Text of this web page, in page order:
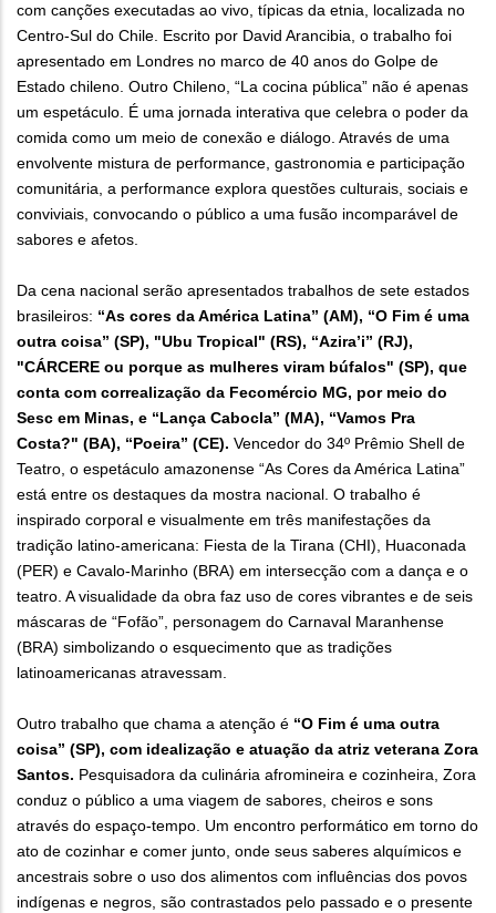
com canções executadas ao vivo, típicas da etnia, localizada no
Centro-Sul do Chile. Escrito por David Arancibia, o trabalho foi
apresentado em Londres no marco de 40 anos do Golpe de
Estado chileno. Outro Chileno, “La cocina pública” não é apenas
um espetáculo. É uma jornada interativa que celebra o poder da
comida como um meio de conexão e diálogo. Através de uma
envolvente mistura de performance, gastronomia e participação
comunitária, a performance explora questões culturais, sociais e
conviviais, convocando o público a uma fusão incomparável de
sabores e afetos.
Da cena nacional serão apresentados trabalhos de sete estados
brasileiros: “As cores da América Latina” (AM), “O Fim é uma
outra coisa” (SP), "Ubu Tropical" (RS), “Azira’i” (RJ),
"CÁRCERE ou porque as mulheres viram búfalos" (SP), que
conta com correalização da Fecomércio MG, por meio do
Sesc em Minas, e “Lança Cabocla” (MA), “Vamos Pra
Costa?" (BA), “Poeira” (CE). Vencedor do 34º Prêmio Shell de
Teatro, o espetáculo amazonense “As Cores da América Latina”
está entre os destaques da mostra nacional. O trabalho é
inspirado corporal e visualmente em três manifestações da
tradição latino-americana: Fiesta de la Tirana (CHI), Huaconada
(PER) e Cavalo-Marinho (BRA) em intersecção com a dança e o
teatro. A visualidade da obra faz uso de cores vibrantes e de seis
máscaras de “Fofão”, personagem do Carnaval Maranhense
(BRA) simbolizando o esquecimento que as tradições
latinoamericanas atravessam.
Outro trabalho que chama a atenção é “O Fim é uma outra
coisa” (SP), com idealização e atuação da atriz veterana Zora
Santos. Pesquisadora da culinária afromineira e cozinheira, Zora
conduz o público a uma viagem de sabores, cheiros e sons
através do espaço-tempo. Um encontro performático em torno do
ato de cozinhar e comer junto, onde seus saberes alquímicos e
ancestrais sobre o uso dos alimentos com influências dos povos
indígenas e negros, são contrastados pelo passado e o presente